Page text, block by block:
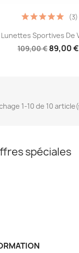
Aperçu
Lunettes Sportives De
109,00 €89,00 €
(3)
1-10 de 10
spéciales